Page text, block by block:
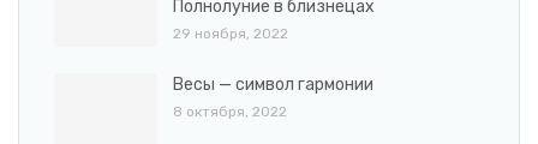
Полнолуние в близнецах
29 ноября, 2022
Весы — символ гармонии
8 октября, 2022